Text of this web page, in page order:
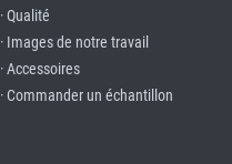
· Qualité
· Images de notre travail
· Accessoires
· Commander un échantillon